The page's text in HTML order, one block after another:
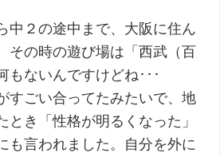
中２の途中まで、大阪に住ん
その時の遊び場は「西武（百
もないんですけどね･･･
すごい合ってたみたいで、地
とき「性格が明るくなった」
も言われました。自分を外に